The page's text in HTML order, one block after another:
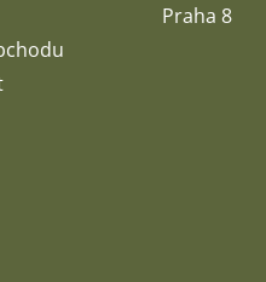
Praha 8